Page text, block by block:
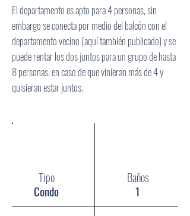
El departamento es apto para 4 personas, sin
embargo se conecta por medio del balcón con el
departamento vecino (aquí también publicado) y se
puede rentar los dos juntos para un grupo de hasta
8 personas, en caso de que vinieran más de 4 y
quisieran estar juntos.
Tipo
Condo
Baños
1